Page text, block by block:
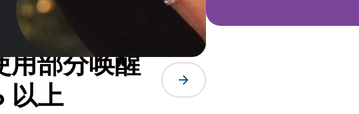
部分唤醒
以上
arrow_forward